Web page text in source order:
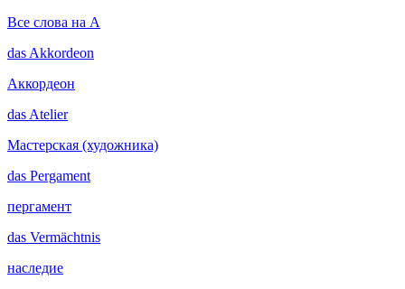
Все слова на A
das Akkordeon
Аккордеон
das Atelier
Мастерская (художника)
das Pergament
пергамент
das Vermächtnis
наследие